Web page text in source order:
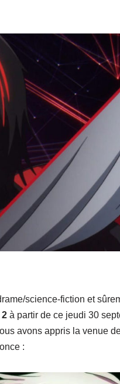
science-fiction et
2 à partir de ce jeudi 30
avons appris la venue
: